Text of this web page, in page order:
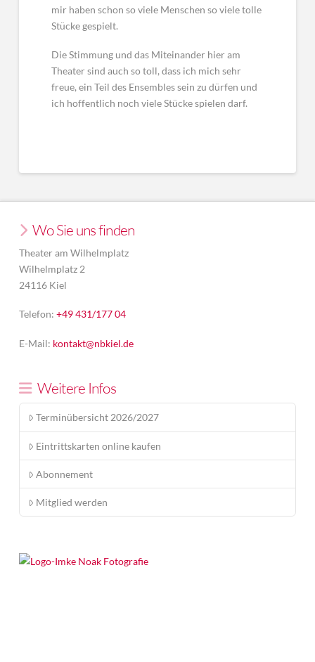
mir haben schon so viele Menschen so viele tolle
Stücke gespielt.
Die Stimmung und das Miteinander hier am
Theater sind auch so toll, dass ich mich sehr
freue, ein Teil des Ensembles sein zu dürfen und
ich hoffentlich noch viele Stücke spielen darf.
Wo Sie uns finden
Theater am Wilhelmplatz
Wilhelmplatz 2
24116 Kiel
Telefon: +49 431/177 04
E-Mail: kontakt@nbkiel.de
Weitere Infos
Terminübersicht 2026/2027
Eintrittskarten online kaufen
Abonnement
Mitglied werden